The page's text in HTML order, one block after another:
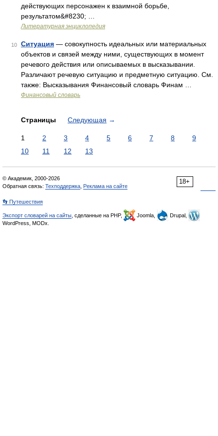
действующих персонажен к взаимной борьбе,
результатом&#8230; …
Литературная энциклопедия
10 Ситуация — совокупность идеальных или материальных
объектов и связей между ними, существующих в момент
речевого действия или описываемых в высказывании.
Различают речевую ситуацию и предметную ситуацию. См.
также: Высказывания Финансовый словарь Финам …
Финансовый словарь
Страницы Следующая →
1 2 3 4 5 6 7 8
9
10
11 12 13
18+
© Академик, 2000-2026
Обратная связь: Техподдержка Реклама на сайте
👣 Путешествия
Экспорт словарей на сайты , сделанные на PHP, Joomla,
Drupal,
WordPress, MODx.